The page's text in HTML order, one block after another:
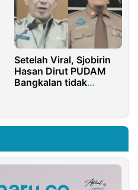
Setelah Viral, Sjobirin
Hasan Dirut PUDAM
Bangkalan tidak